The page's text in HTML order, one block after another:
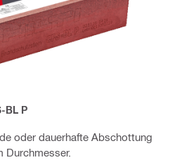
BL P
oder dauerhafte Abschottung
Durchmesser.